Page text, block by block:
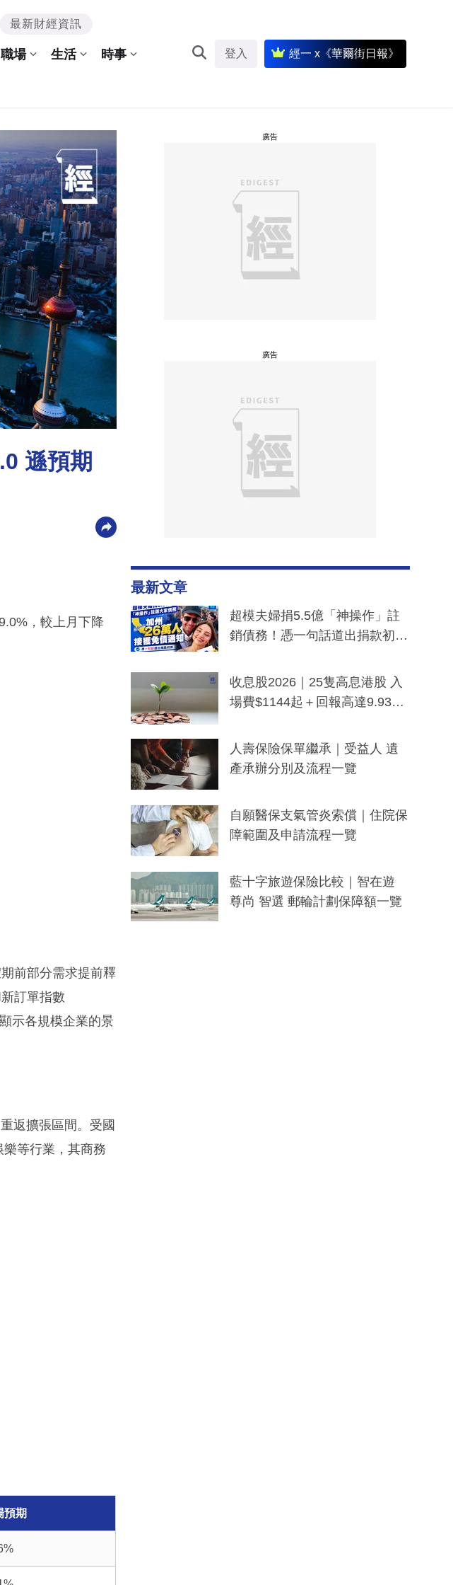
最新財經資訊
職場 生活 時事 登入 經一 x《華爾街日報》
遜預期
，較上月下降
前部分需求提前釋
訂單指數
示各規模企業的景
返擴張區間。受國
等行業，其商務
預期
廣告
廣告
最新文章
超模夫婦捐5.5億「神操作」註
銷債務！憑一句話道出捐款初
一度被誤當詐騙手段
收息股2026｜25隻高息港股 入
場費$1144起＋回報高達9.93
人壽保險保單繼承｜受益人 遺
產承辦分別及流程一覽
自願醫保支氣管炎索償｜住院保
障範圍及申請流程一覽
藍十字旅遊保險比較｜智在遊
尊尚 智選 郵輪計劃保障額一覽